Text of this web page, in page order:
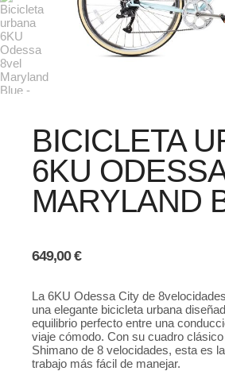
BICICLETA
6KU
MARYLAND
649,00€
La 6KU Odessa City de
una elegante bicicleta urbana
equilibrio perfecto entre una
viaje cómodo. Con su cuadro
Shimano de 8 velocidades, esta es
trabajo más fácil de manejar.